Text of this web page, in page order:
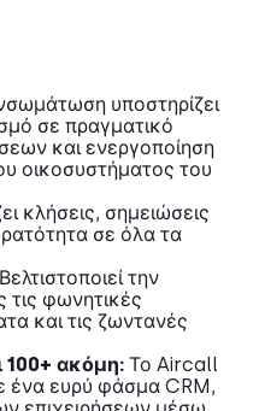
υποστηρίζει
σε πραγματικό
και ενεργοποίηση
οικοσυστήματος του
κλήσεις, σημειώσεις
σε όλα τα
Βελτιστοποιεί την
τις φωνητικές
και τις ζωντανές
100+ ακόμη: Το Aircall
ένα ευρύ φάσμα CRM,